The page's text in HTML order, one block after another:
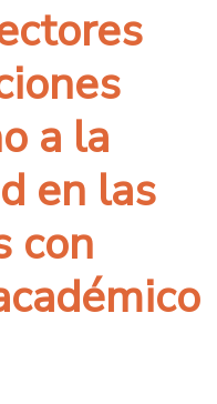
a la
en las
con